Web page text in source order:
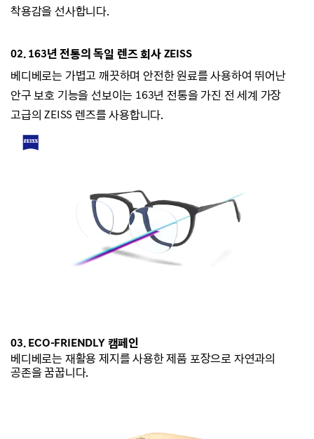
착용감을 선사합니다.
02. 163년 전통의 독일 렌즈 회사 ZEISS
베디베로는 가볍고 깨끗하며 안전한 원료를 사용하여 뛰어난
안구 보호 기능을 선보이는 163년 전통을 가진 전 세계 가장
고급의 ZEISS 렌즈를 사용합니다.
03. ECO-FRIENDLY 캠페인
베디베로는 재활용 제지를 사용한 제품 포장으로 자연과의
공존을 꿈꿉니다.